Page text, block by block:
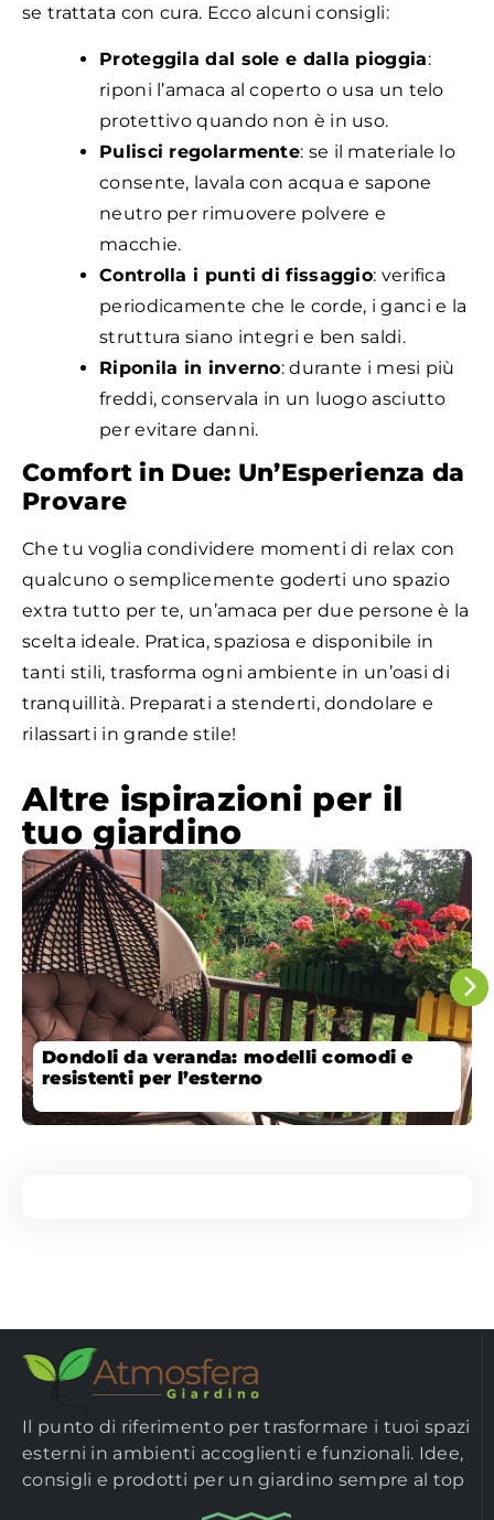
se trattata con cura. Ecco alcuni consigli:
Proteggila dal sole e dalla pioggia:
riponi l’amaca al coperto o usa un telo
protettivo quando non è in uso.
Pulisci regolarmente: se il materiale lo
consente, lavala con acqua e sapone
neutro per rimuovere polvere e
macchie.
Controlla i punti di fissaggio: verifica
periodicamente che le corde, i ganci e la
struttura siano integri e ben saldi.
Riponila in inverno: durante i mesi più
freddi, conservala in un luogo asciutto
per evitare danni.
Comfort in Due: Un’Esperienza da
Provare
Che tu voglia condividere momenti di relax con
qualcuno o semplicemente goderti uno spazio
extra tutto per te, un’amaca per due persone è la
scelta ideale. Pratica, spaziosa e disponibile in
tanti stili, trasforma ogni ambiente in un’oasi di
tranquillità. Preparati a stenderti, dondolare e
rilassarti in grande stile!
Altre ispirazioni per il
tuo giardino
Dondoli da veranda: modelli comodi e
resistenti per l’esterno
Il punto di riferimento per trasformare i tuoi spazi
esterni in ambienti accoglienti e funzionali. Idee,
consigli e prodotti per un giardino sempre al top